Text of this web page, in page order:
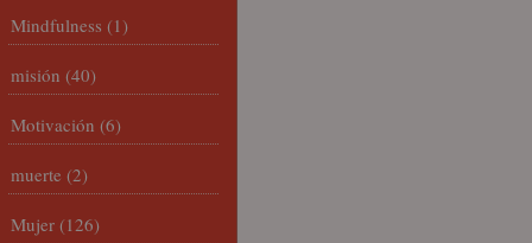
Mindfulness (1)
misión (40)
Motivación (6)
muerte (2)
Mujer (126)